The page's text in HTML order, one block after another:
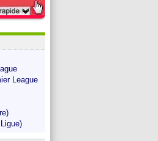
League